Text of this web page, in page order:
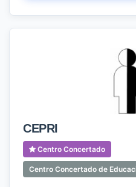
CEPRI
Centro Concertado
Centro Concertado de